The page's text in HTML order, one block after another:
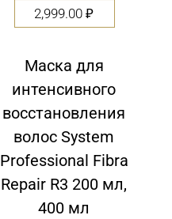
2,999.00₽
Маска для
интенсивного
восстановления
волос System
Professional Fibra
Repair R3 200 мл,
400 мл